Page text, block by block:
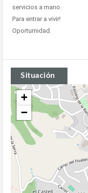
servicios a mano.
Para entrar a vivir!
Oportumidad.
Situación
+
−